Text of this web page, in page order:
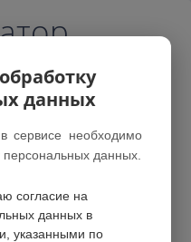
данных
сервисе необходимо
персональных данных.
согласие на
данных в
указанными по